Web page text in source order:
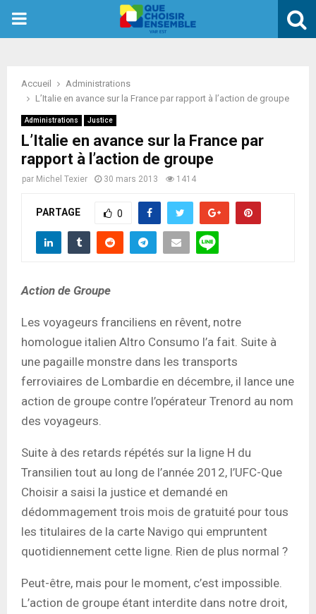
PRIMARY
Accueil
Administrations
L’Italie en avance sur la France par rapport à l’action de groupe
Administrations Justice
L’Italie en avance sur la France par
rapport à l’action de groupe
par Michel Texier 30 mars 2013 1414
PARTAGE 0
Action de Groupe
Les voyageurs franciliens en rêvent, notre
homologue italien Altro Consumo l’a fait. Suite à
une pagaille monstre dans les transports
ferroviaires de Lombardie en décembre, il lance une
action de groupe contre l’opérateur Trenord au nom
des voyageurs.
Suite à des retards répétés sur la ligne H du
Transilien tout au long de l’année 2012, l’UFC-Que
Choisir a saisi la justice et demandé en
dédommagement trois mois de gratuité pour tous
les titulaires de la carte Navigo qui empruntent
quotidiennement cette ligne. Rien de plus normal ?
Peut-être, mais pour le moment, c’est impossible.
L’action de groupe étant interdite dans notre droit,